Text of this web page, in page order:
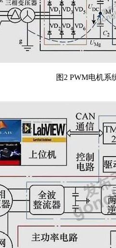
图2 PWM电机系